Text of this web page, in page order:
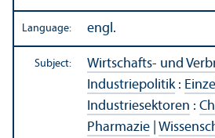
Language: engl.
Subject: Wirtschafts- und
Industriepolitik:
Industriesektoren :
Pharmazie